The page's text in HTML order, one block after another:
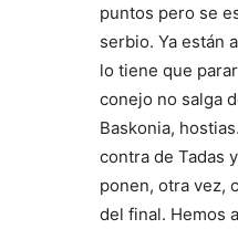
puntos pero se
serbio. Ya están
lo tiene que
conejo no salga
Baskonia,
contra de Tadas
ponen, otra vez,
del final. Hemos